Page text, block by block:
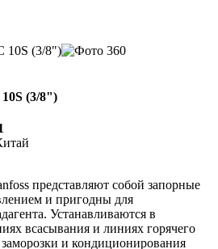
(3/8")
представляют собой запорные
и пригодны для
Устанавливаются в
всасывания и линиях горячего
и кондиционирования